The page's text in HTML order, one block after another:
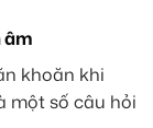
âm
khoăn khi
một số câu hỏi